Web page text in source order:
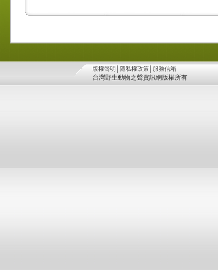
版權聲明 隱私權政策 服務信箱
台灣野生動物之聲資訊網版權所有